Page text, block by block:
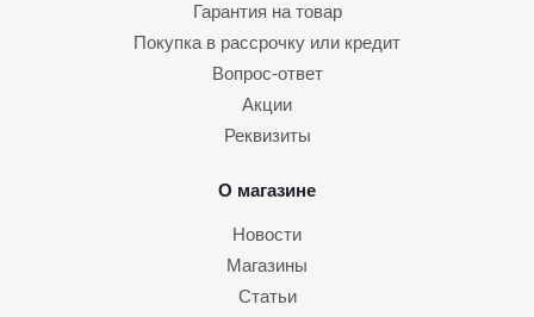
Гарантия на товар
Покупка в рассрочку или кредит
Вопрос-ответ
Акции
Реквизиты
О магазине
Новости
Магазины
Статьи